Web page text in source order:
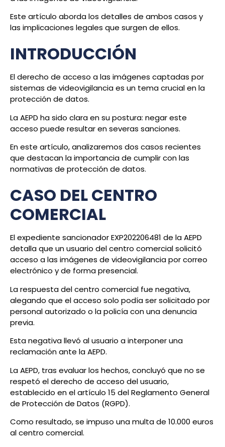
Este artículo aborda los detalles de ambos casos y
las implicaciones legales que surgen de ellos.
INTRODUCCIÓN
El derecho de acceso a las imágenes captadas por
sistemas de videovigilancia es un tema crucial en la
protección de datos.
La AEPD ha sido clara en su postura: negar este
acceso puede resultar en severas sanciones.
En este artículo, analizaremos dos casos recientes
que destacan la importancia de cumplir con las
normativas de protección de datos.
CASO DEL CENTRO
COMERCIAL
El expediente sancionador EXP202206481 de la AEPD
detalla que un usuario del centro comercial solicitó
acceso a las imágenes de videovigilancia por correo
electrónico y de forma presencial.
La respuesta del centro comercial fue negativa,
alegando que el acceso solo podía ser solicitado por
personal autorizado o la policía con una denuncia
previa.
Esta negativa llevó al usuario a interponer una
reclamación ante la AEPD.
La AEPD, tras evaluar los hechos, concluyó que no se
respetó el derecho de acceso del usuario,
establecido en el artículo 15 del Reglamento General
de Protección de Datos (RGPD).
Como resultado, se impuso una multa de 10.000 euros
al centro comercial.